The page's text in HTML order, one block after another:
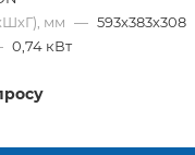
мм — 593х383х308
0,74 кВт